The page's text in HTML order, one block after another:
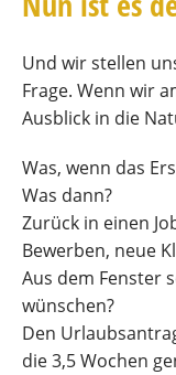
Und wir stellen
Frage. Wenn wir
Ausblick in die
Was, wenn das
Was dann?
Zurück in einen
Bewerben, neue
Aus dem Fenster
wünschen?
Den
die 3,5 Wochen